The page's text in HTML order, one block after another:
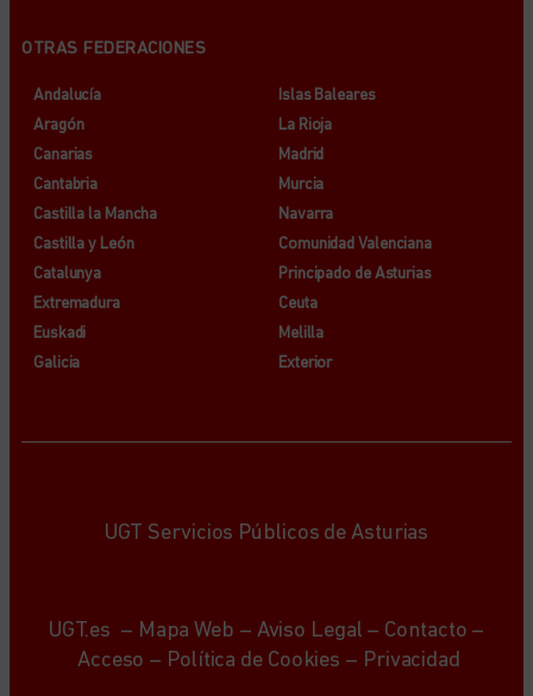
OTRAS FEDERACIONES
Andalucía
Aragón
Canarias
Cantabria
Castilla la Mancha
Castilla y León
Catalunya
Extremadura
Euskadi
Galicia
Islas Baleares
La Rioja
Madrid
Murcia
Navarra
Comunidad Valenciana
Principado de Asturias
Ceuta
Melilla
Exterior
UGT Servicios Públicos de Asturias
UGT.es – Mapa Web – Aviso Legal – Contacto –
Acceso – Política de Cookies – Privacidad